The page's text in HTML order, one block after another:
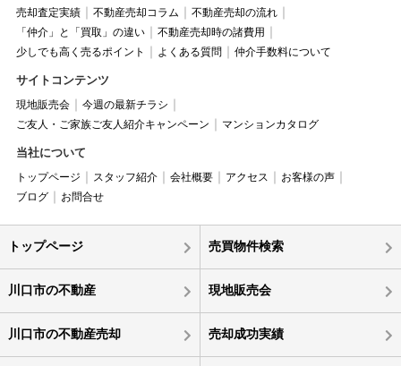
売却査定実績
不動産売却コラム
不動産売却の流れ
「仲介」と「買取」の違い
不動産売却時の諸費用
少しでも高く売るポイント
よくある質問 仲介手数料について
サイトコンテンツ
現地販売会
今週の最新チラシ
ご友人・ご家族ご友人紹介キャンペーン
マンションカタログ
当社について
トップページ スタッフ紹介 会社概要 アクセス
お客様の声
ブログ
お問合せ
トップページ 売買物件検索
川口市の不動産 現地販売会
川口市の不動産売却 売却成功実績